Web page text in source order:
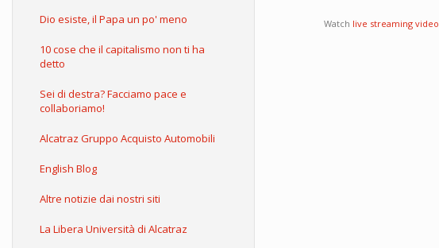
Dio esiste, il Papa un po' meno
10 cose che il capitalismo non ti ha
detto
Sei di destra? Facciamo pace e
collaboriamo!
Alcatraz Gruppo Acquisto Automobili
English Blog
Altre notizie dai nostri siti
La Libera Università di Alcatraz
Watch live streaming video